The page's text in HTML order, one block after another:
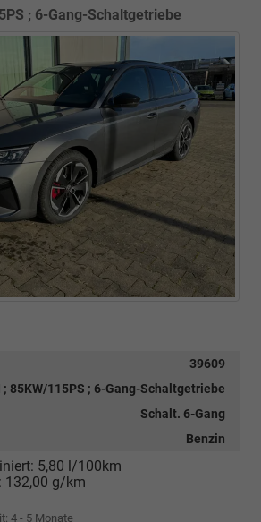
; 6-Gang-Schaltgetriebe
39609
; 85KW/115PS ; 6-Gang-Schaltgetriebe
Schalt. 6-Gang
Benzin
5,80 l/100km
132,00 g/km
4 - 5 Monate